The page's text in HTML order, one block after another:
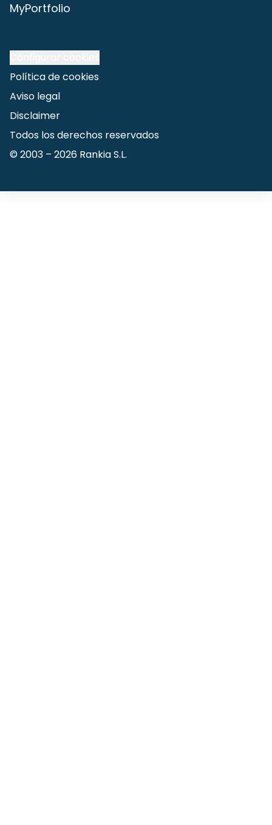
MyPortfolio
Política de cookies
Aviso legal
Disclaimer
Todos los derechos reservados
© 2003 – 2026 Rankia S.L.